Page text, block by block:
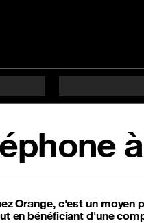
Orange, c'est un moyen
en bénéficiant d'une